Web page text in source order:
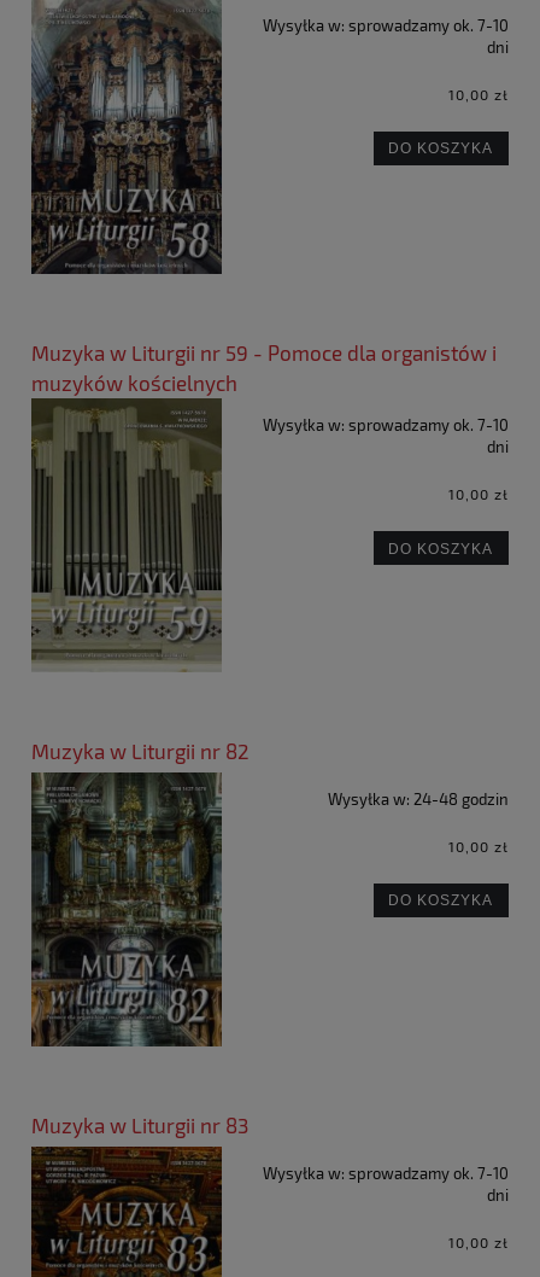
Wysyłka w: sprowadzamy ok. 7-10
dni
10,00 zł
DO KOSZYKA
Muzyka w Liturgii nr 59 - Pomoce dla organistów i
muzyków kościelnych
Wysyłka w: sprowadzamy ok. 7-10
dni
10,00 zł
DO KOSZYKA
Muzyka w Liturgii nr 82
Wysyłka w: 24-48 godzin
10,00 zł
DO KOSZYKA
Muzyka w Liturgii nr 83
Wysyłka w: sprowadzamy ok. 7-10
dni
10,00 zł